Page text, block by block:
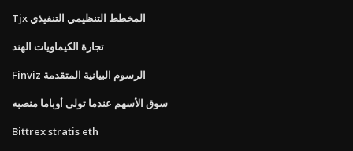
Tjx المخطط التنظيمي التنفيذي
تجارة الكيماويات الهند
Finviz الرسوم البيانية المتقدمة
سوق الأسهم عندما تولى أوباما منصبه
Bittrex stratis eth